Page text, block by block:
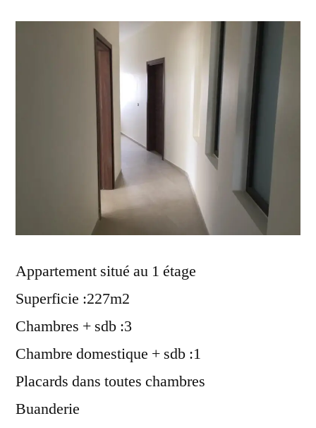
Appartement situé au 1 étage
Superficie :227m2
Chambres + sdb :3
Chambre domestique + sdb :1
Placards dans toutes chambres
Buanderie